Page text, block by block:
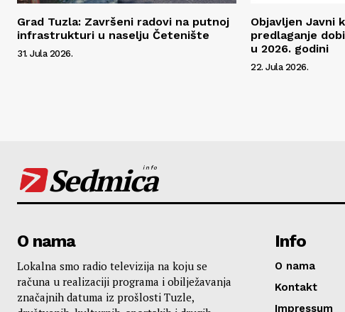
Grad Tuzla: Završeni radovi na putnoj
infrastrukturi u naselju Četenište
31. Jula 2026.
Objavljen Javni
predlaganje
u 2026. godini
22. Jula 2026.
Sedmica
info
O nama
Lokalna smo radio televizija na koju se
računa u realizaciji programa i obilježavanja
značajnih datuma iz prošlosti Tuzle,
Info
O nama
Kontakt
Impressum